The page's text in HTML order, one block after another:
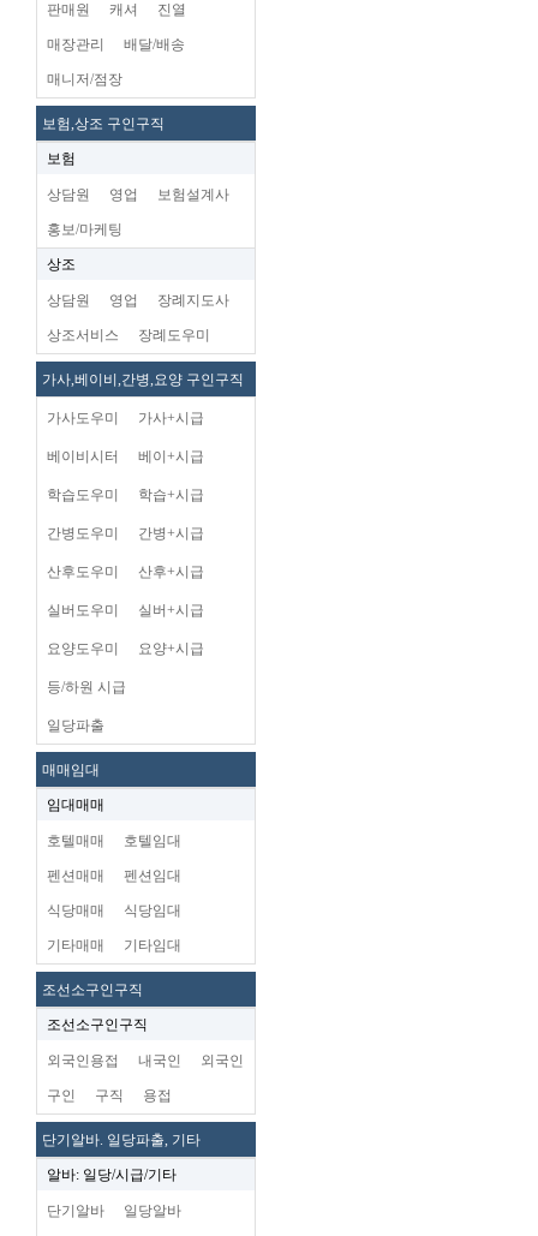
판매원 캐셔 진열
매장관리 배달/배송
매니저/점장
보험,상조 구인구직
보험
상담원 영업 보험설계사
홍보/마케팅
상조
상담원 영업 장례지도사
상조서비스 장례도우미
가사,베이비,간병,요양 구인구직
가사도우미 가사+시급
베이비시터 베이+시급
학습도우미 학습+시급
간병도우미 간병+시급
산후도우미 산후+시급
실버도우미 실버+시급
요양도우미 요양+시급
등/하원 시급
일당파출
매매임대
임대매매
호텔매매 호텔임대
펜션매매 펜션임대
식당매매 식당임대
기타매매 기타임대
조선소구인구직
조선소구인구직
외국인용접 내국인 외국인
구인 구직 용접
단기알바. 일당파출, 기타
알바: 일당/시급/기타
단기알바 일당알바